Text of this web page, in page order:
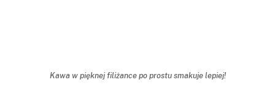
Kawa w pięknej filiżance po prostu smakuje lepiej!